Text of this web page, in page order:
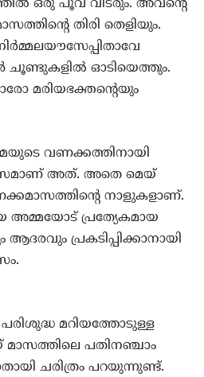
ഒരു പൂവ് വിടരും. അവന്റെ
തിരി തെളിയും.
ചൂണ്ടുകളില്‍ ഓടിയെത്തും.
മരിയഭക്തന്റെയും
വണക്കത്തിനായി
മാസമാണ് അത്. അതെ മെയ്
നാളുകളാണ്.
അമ്മയോട് പ്രത്യേകമായ
പ്രകടിപ്പിക്കാനായി
മറിയത്തോടുള്ള
പതിനഞ്ചാം
ചരിത്രം പറയുന്നുണ്ട്.